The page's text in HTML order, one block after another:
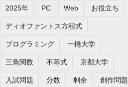
2025年 PC Web お役立ち
ディオファントス方程式
プログラミング 一橋大学
三角関数 不等式 京都大学
入試問題 分数 剰余 創作問題